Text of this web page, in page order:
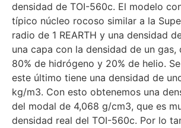
densidad de TOI-560c. El modelo
típico núcleo rocoso similar a la
radio de 1 REARTH y una densidad
una capa con la densidad de un gas,
80% de hidrógeno y 20% de helio.
este último tiene una densidad de
kg/m3. Con esto obtenemos una
del modal de 4,068 g/cm3, que es
densidad real del TOI-560c. Por lo